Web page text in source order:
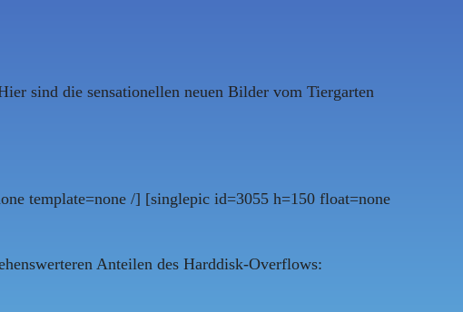
sind die sensationellen neuen Bilder vom Tiergarten
template=none /] [singlepic id=3055 h=150 float=none
Anteilen des Harddisk-Overflows: